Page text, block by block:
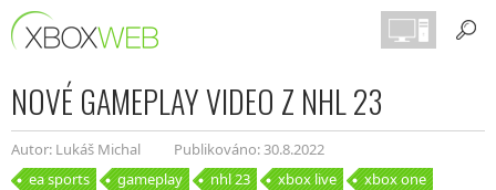
NOVÉ GAMEPLAY VIDEO Z NHL 23
Autor: Lukáš Michal
Publikováno: 30.8.2022
ea sports
gameplay nhl 23 xbox live
xbox one